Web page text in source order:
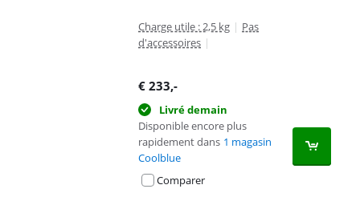
Charge utile : 2,5 kg | Pas
d'accessoires |
€ 233,-
Livré demain
Disponible encore plus
rapidement dans 1 magasin
Coolblue
Comparer